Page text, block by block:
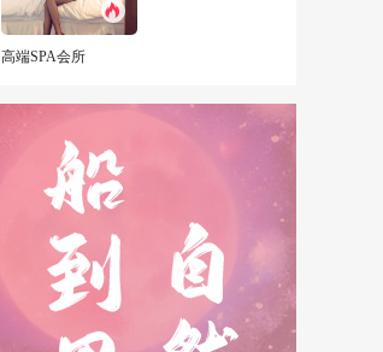
高端SPA会所